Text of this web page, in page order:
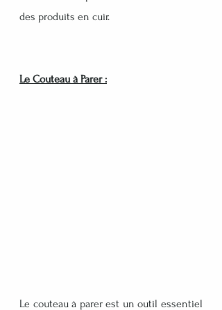
des produits en cuir.
Le Couteau à Parer :
Le couteau à parer est un outil essentiel